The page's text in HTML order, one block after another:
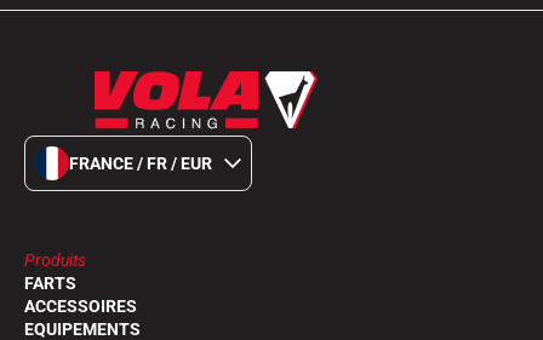
FRANCE / FR / EUR
Produits
FARTS
ACCESSOIRES
EQUIPEMENTS